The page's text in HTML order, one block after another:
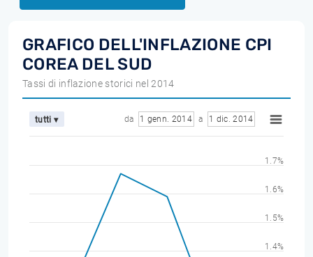
GRAFICO DELL'INFLAZIONE CPI
COREA DEL SUD
Tassi di inflazione storici nel 2014
tutti ▾ da 1 genn. 2014 a 1 dic. 2014
1.4%
1.5%
1.6%
1.7%